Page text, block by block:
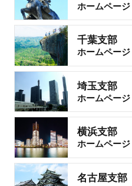
ホームページ
千葉支部
ホームページ
埼玉支部
ホームページ
横浜支部
ホームページ
名古屋支部